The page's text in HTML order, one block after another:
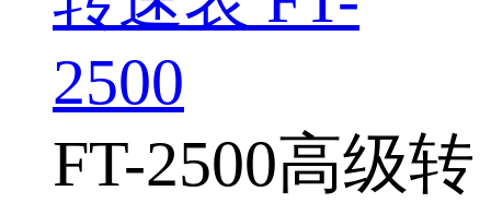
2500
FT-2500高级转